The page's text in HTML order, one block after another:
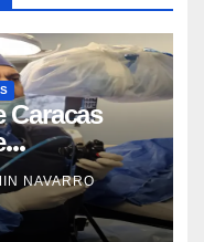
Caracas
para
pacientes
NAVARRO